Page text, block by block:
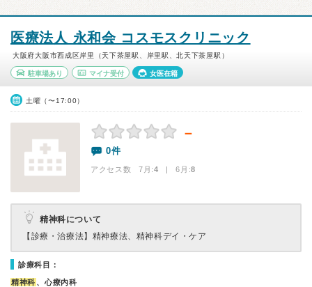
医療法人 永和会 コスモスクリニック
大阪府大阪市西成区岸里（天下茶屋駅、岸里駅、北天下茶屋駅）
駐車場あり マイナ受付 女医在籍
土曜（〜17:00）
－
0件
アクセス数 7月:4 | 6月:8
精神科について
【診療・治療法】 精神療法、精神科デイ・ケア
診療科目：
精神科 、心療内科